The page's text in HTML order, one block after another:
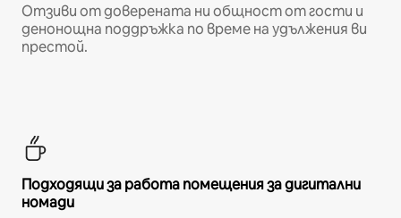
Отзиви от доверената ни общност от гости и
денонощна поддръжка по време на удължения ви
престой.
Подходящи за работа помещения за дигитални
номади